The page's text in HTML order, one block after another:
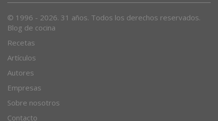
© 1996 - 2026. 31 años. Todos los derechos reservados.
Blog de cocina
Recetas
Artículos
Autores
Empresas
Sobre nosotros
Contacto